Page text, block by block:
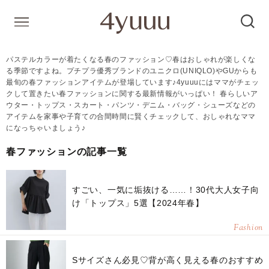
パステルカラーが着たくなる春のファッション♡春はおしゃれが楽しくな
る季節ですよね。プチプラ優秀ブランドのユニクロ(UNIQLO)やGUからも
最旬の春ファッションアイテムが登場しています♪4yuuuにはママがチェッ
クして置きたい春ファッションに関する最新情報がいっぱい！ 春らしいア
ウター・トップス・スカート・パンツ・デニム・バッグ・シューズなどの
アイテムを家事や子育ての合間時間に賢くチェックして、おしゃれなママ
になっちゃいましょう♪
春ファッションの記事一覧
すごい、一気に垢抜ける……！30代大人女子向
け「トップス」5選【2024年春】
Fashion
Sサイズさん必見♡背が高く見える春のおすすめ